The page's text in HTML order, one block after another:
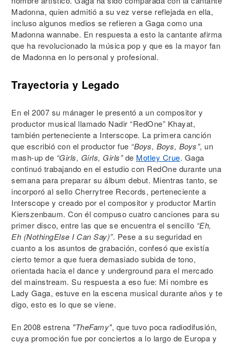
Madonna, quien admitió a su vez verse reflejada en ella,
incluso algunos medios se refieren a Gaga como una
Madonna wannabe. En respuesta a esto la cantante afirma
que ha revolucionado la música pop y que es la mayor fan
de Madonna en lo personal y profesional.
Trayectoria y Legado
En el 2007 su mánager le presentó a un compositor y
productor musical llamado Nadir “RedOne” Khayat,
también perteneciente a Interscope. La primera canción
que escribió con el productor fue “Boys, Boys, Boys”, un
mash-up de “Girls, Girls, Girls”de Motley Crue. Gaga
continuó trabajando en el estudio con RedOne durante una
semana para preparar su álbum debut. Mientras tanto, se
incorporó al sello Cherrytree Records, perteneciente a
Interscope y creado por el compositor y productor Martin
Kierszenbaum. Con él compuso cuatro canciones para su
primer disco, entre las que se encuentra el sencillo “Eh,
Eh (NothingElse I Can Say)”. Pese a su seguridad en
cuanto a los asuntos de grabación, confesó que existía
cierto temor a que fuera demasiado subida de tono,
orientada hacia el dance y underground para el mercado
del mainstream. Su respuesta a eso fue: Mi nombre es
Lady Gaga, estuve en la escena musical durante años y te
digo, esto es lo que se viene.
En 2008 estrena "TheFamy", que tuvo poca radiodifusión,
cuya promoción fue por conciertos a lo largo de Europa y